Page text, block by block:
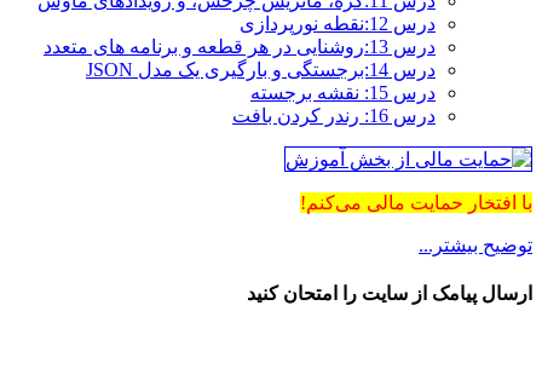
درس 12:نقطه نورپردازی
درس 13:روشنایی در هر قطعه و برنامه های متعدد
درس 14:برجستگی و بارگیری یک مدل JSON
درس 15: نقشه برجسته
درس 16: رندر کردن بافت
با افتخار حمایت مالی می‌کنم!
توضیح بیشتر...
ارسال پیامک از سایت را امتحان کنید